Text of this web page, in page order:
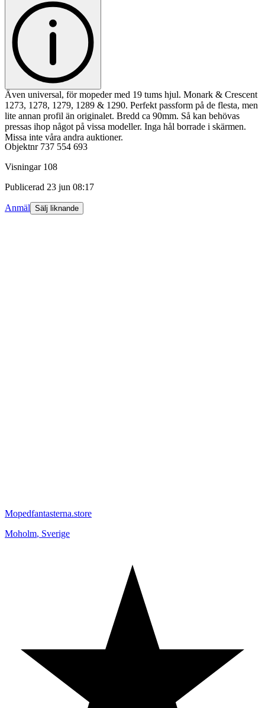
Även universal, för mopeder med 19 tums hjul. Monark & Crescent
1273, 1278, 1279, 1289 & 1290. Perfekt passform på de flesta, men
lite annan profil än originalet. Bredd ca 90mm. Så kan behövas
pressas ihop något på vissa modeller. Inga hål borrade i skärmen.
Missa inte våra andra auktioner.
Objektnr 737 554 693
Visningar 108
Publicerad 23 jun 08:17
Anmäl Sälj liknande
Mopedfantasterna.store
Moholm, Sverige